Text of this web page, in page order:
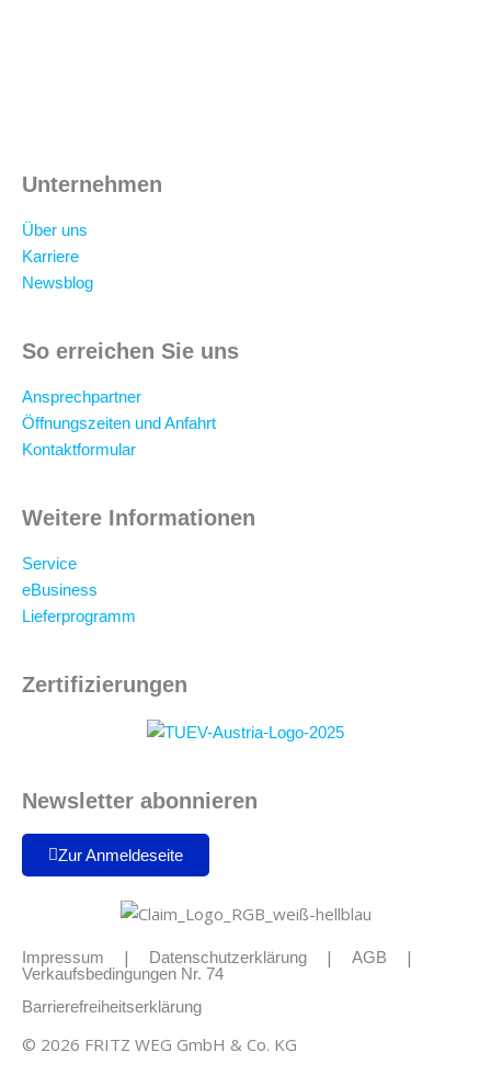
Unternehmen
Über uns
Karriere
Newsblog
So erreichen Sie uns
Ansprechpartner
Öffnungszeiten und Anfahrt
Kontaktformular
Weitere Informationen
Service
eBusiness
Lieferprogramm
Zertifizierungen
Newsletter abonnieren
Zur Anmeldeseite
Impressum | Datenschutzerklärung | AGB |
Verkaufsbedingungen Nr. 74
Barrierefreiheitserklärung
© 2026 FRITZ WEG GmbH & Co. KG